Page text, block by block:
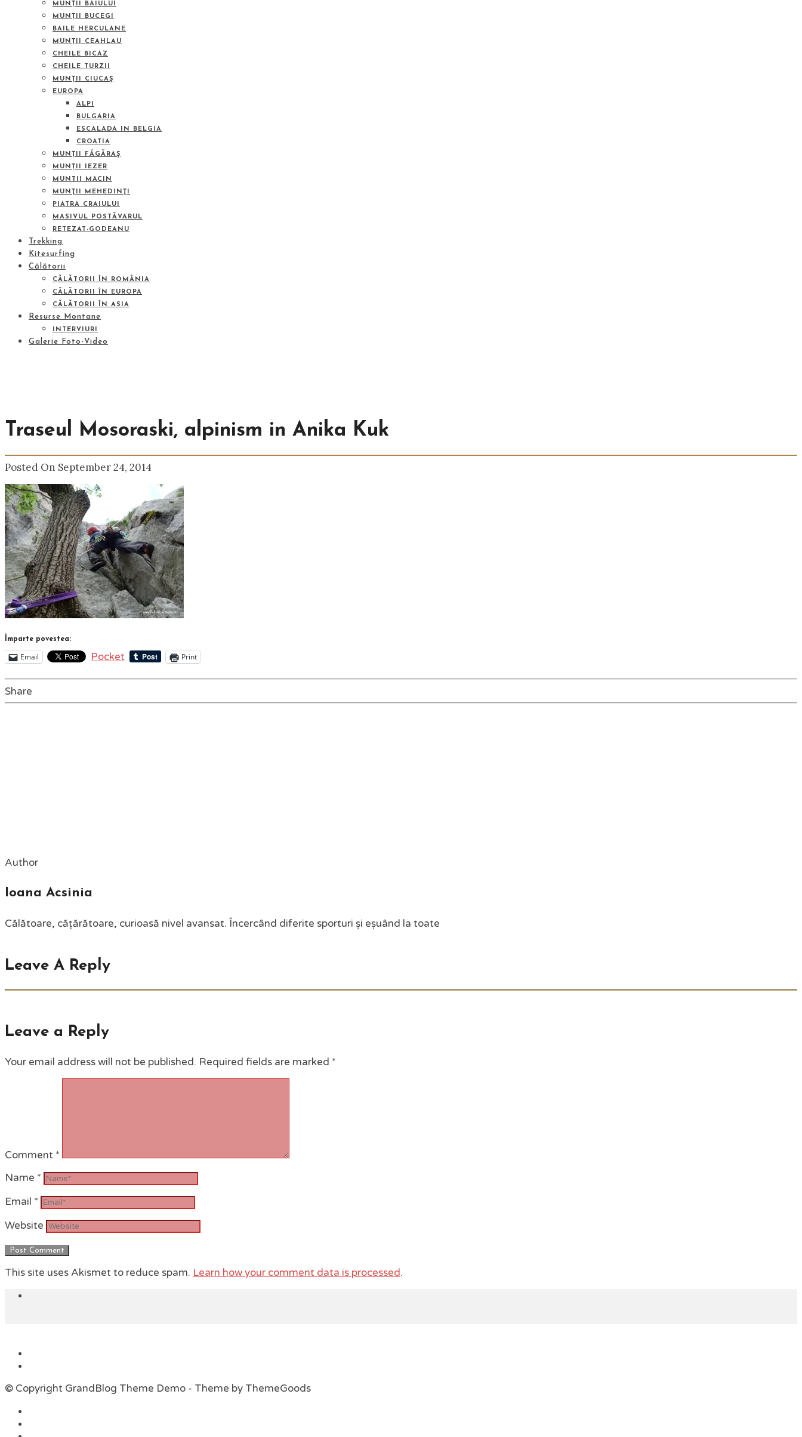
MUNȚII BAIULUI
MUNȚII BUCEGI
BAILE HERCULANE
MUNȚII CEAHLAU
CHEILE BICAZ
CHEILE TURZII
MUNȚII CIUCAŞ
EUROPA
ALPI
BULGARIA
ESCALADA IN BELGIA
CROATIA
MUNȚII FĂGĂRAŞ
MUNȚII IEZER
MUNTII MACIN
MUNŢII MEHEDINŢI
PIATRA CRAIULUI
MASIVUL POSTĂVARUL
RETEZAT-GODEANU
Trekking
Kitesurfing
Călătorii
CĂLĂTORII ÎN ROMÂNIA
CĂLĂTORII ÎN EUROPA
CĂLĂTORII ÎN ASIA
Resurse Montane
INTERVIURI
Galerie Foto-Video
Traseul Mosoraski, alpinism in Anika Kuk
Posted On September 24, 2014
Împarte povestea:
Email Pocket Print
Share
Author
Ioana Acsinia
Călătoare, cățărătoare, curioasă nivel avansat. Încercând diferite sporturi și eșuând la toate
Leave A Reply
Leave a Reply
Your email address will not be published. Required fields are marked *
Comment *
Name *
Email *
Website
This site uses Akismet to reduce spam. Learn how your comment data is processed.
© Copyright GrandBlog Theme Demo - Theme by ThemeGoods